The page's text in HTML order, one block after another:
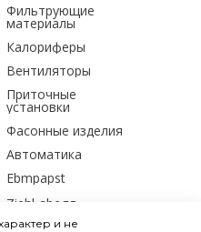
и не
Фильтрующие
материалы
Вентиляторы
Калориферы
Ebmpapst
Приточные
установки
Фасонные изделия
Автоматика
Ziehl-abegg